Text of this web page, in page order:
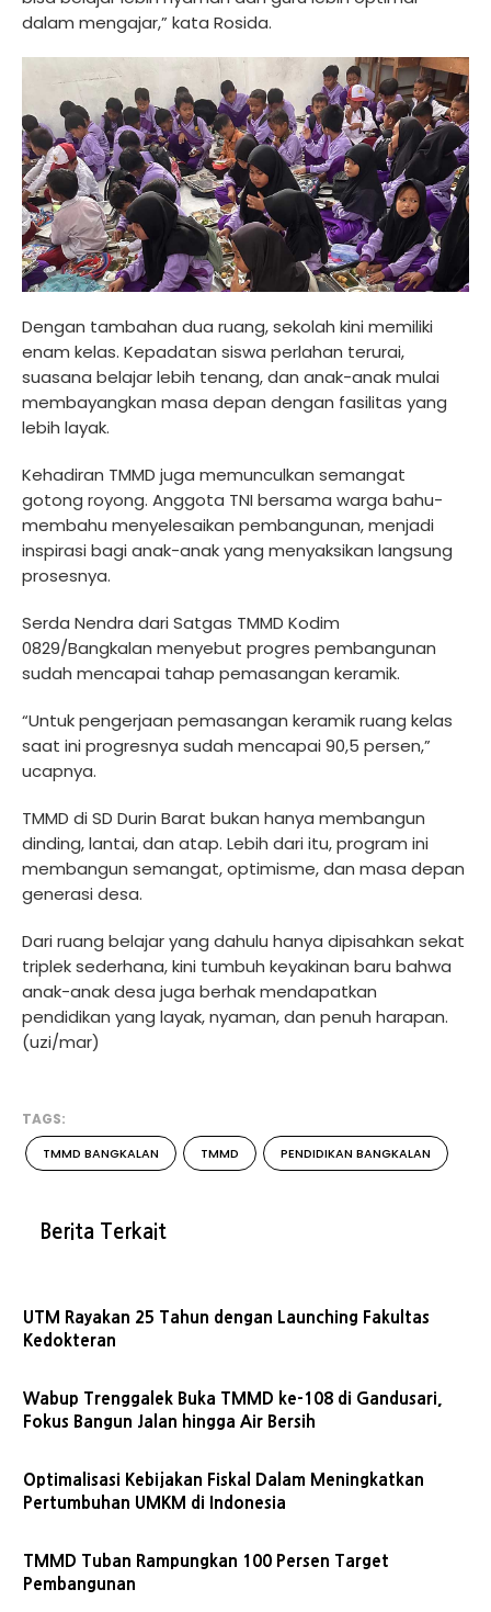
dalam mengajar,” kata Rosida.
Dengan tambahan dua ruang, sekolah kini memiliki
enam kelas. Kepadatan siswa perlahan terurai,
suasana belajar lebih tenang, dan anak-anak mulai
membayangkan masa depan dengan fasilitas yang
lebih layak.
Kehadiran TMMD juga memunculkan semangat
gotong royong. Anggota TNI bersama warga bahu-
membahu menyelesaikan pembangunan, menjadi
inspirasi bagi anak-anak yang menyaksikan langsung
prosesnya.
Serda Nendra dari Satgas TMMD Kodim
0829/Bangkalan menyebut progres pembangunan
sudah mencapai tahap pemasangan keramik.
“Untuk pengerjaan pemasangan keramik ruang kelas
saat ini progresnya sudah mencapai 90,5 persen,”
ucapnya.
TMMD di SD Durin Barat bukan hanya membangun
dinding, lantai, dan atap. Lebih dari itu, program ini
membangun semangat, optimisme, dan masa depan
generasi desa.
Dari ruang belajar yang dahulu hanya dipisahkan sekat
triplek sederhana, kini tumbuh keyakinan baru bahwa
anak-anak desa juga berhak mendapatkan
pendidikan yang layak, nyaman, dan penuh harapan.
(uzi/mar)
TAGS:
TMMD BANGKALAN TMMD PENDIDIKAN BANGKALAN
Berita Terkait
UTM Rayakan 25 Tahun dengan Launching Fakultas
Kedokteran
Wabup Trenggalek Buka TMMD ke-108 di Gandusari,
Fokus Bangun Jalan hingga Air Bersih
Optimalisasi Kebijakan Fiskal Dalam Meningkatkan
Pertumbuhan UMKM di Indonesia
TMMD Tuban Rampungkan 100 Persen Target
Pembangunan